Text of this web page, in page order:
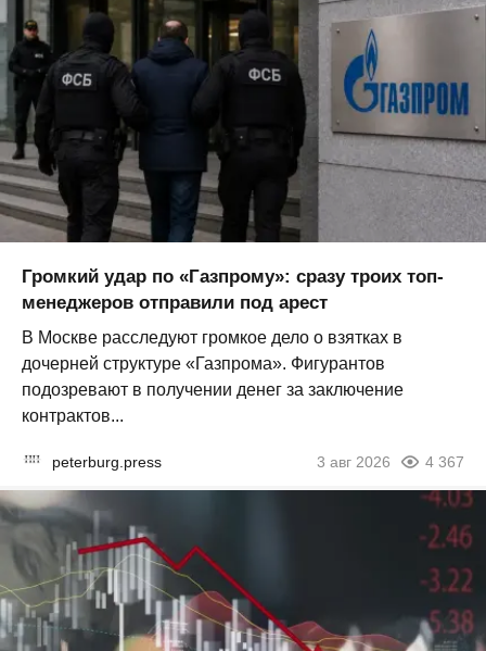
Громкий удар по «Газпрому»: сразу троих топ-
менеджеров отправили под арест
В Москве расследуют громкое дело о взятках в
дочерней структуре «Газпрома». Фигурантов
подозревают в получении денег за заключение
контрактов...
peterburg.press 3 авг 2026 4 367